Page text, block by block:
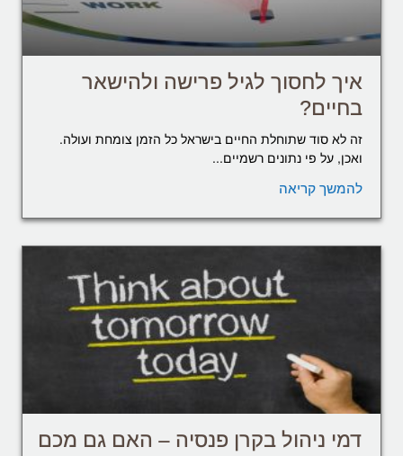
איך לחסוך לגיל פרישה ולהישאר
בחיים?
זה לא סוד שתוחלת החיים בישראל כל הזמן צומחת ועולה.
ואכן, על פי נתונים רשמיים...
להמשך קריאה
דמי ניהול בקרן פנסיה – האם גם מכם